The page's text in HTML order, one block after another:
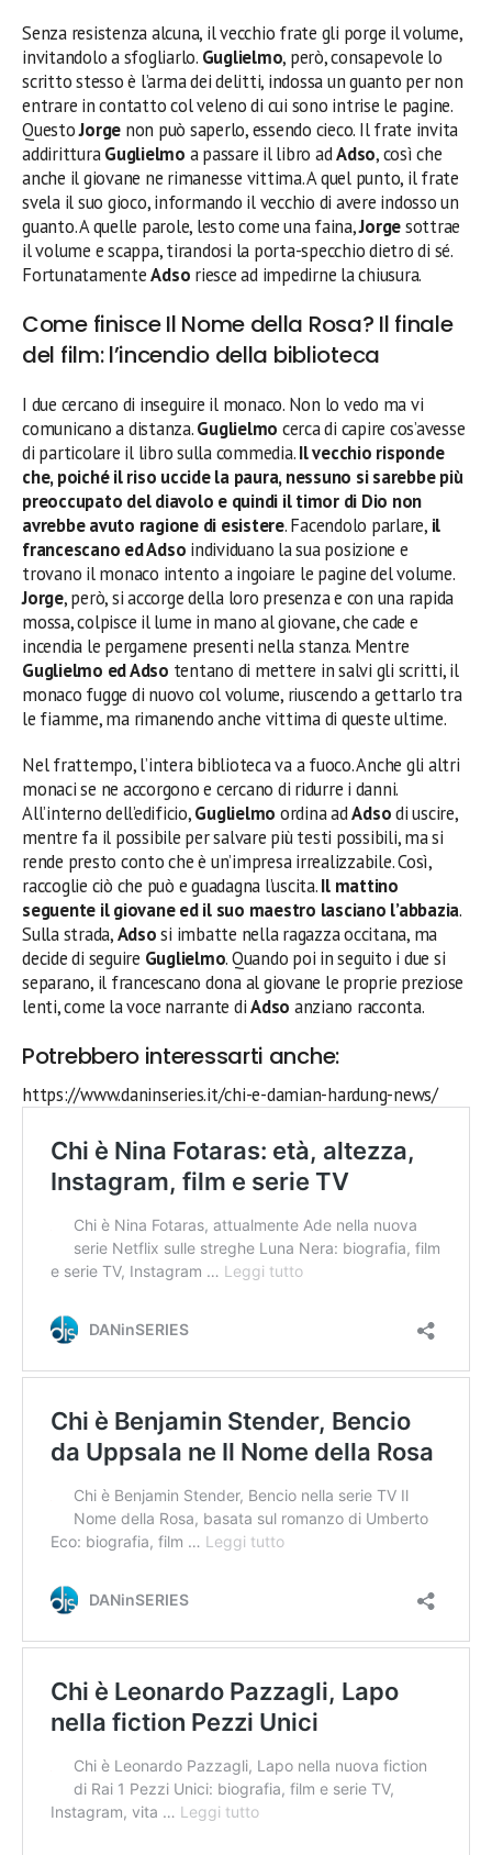
Senza resistenza alcuna, il vecchio frate gli porge il volume,
invitandolo a sfogliarlo. Guglielmo, però, consapevole lo
scritto stesso è l’arma dei delitti, indossa un guanto per non
entrare in contatto col veleno di cui sono intrise le pagine.
QuestoJorge non può saperlo, essendo cieco. Il frate invita
addiritturaGuglielmo a passare il libro adAdso, così che
anche il giovane ne rimanesse vittima. A quel punto, il frate
svela il suo gioco, informando il vecchio di avere indosso un
guanto. A quelle parole, lesto come una faina,Jorgesottrae
il volume e scappa, tirandosi la porta-specchio dietro di sé.
FortunatamenteAdso riesce ad impedirne la chiusura.
Come finisce Il Nome della Rosa? Il finale
del film: l’incendio della biblioteca
I due cercano di inseguire il monaco. Non lo vedo ma vi
comunicano a distanza.Guglielmo cerca di capire cos’avesse
di particolare il libro sulla commedia.Il vecchio risponde
che, poiché il riso uccide la paura, nessuno si sarebbe più
preoccupato del diavolo e quindi il timor di Dio non
avrebbe avuto ragione di esistere. Facendolo parlare, il
francescano ed Adso individuano la sua posizione e
trovano il monaco intento a ingoiare le pagine del volume.
Jorge, però, si accorge della loro presenza e con una rapida
mossa, colpisce il lume in mano al giovane, che cade e
incendia le pergamene presenti nella stanza. Mentre
Guglielmo ed Adso tentano di mettere in salvi gli scritti, il
monaco fugge di nuovo col volume, riuscendo a gettarlo tra
le fiamme, ma rimanendo anche vittima di queste ultime.
Nel frattempo, l’intera biblioteca va a fuoco. Anche gli altri
monaci se ne accorgono e cercano di ridurre i danni.
All’interno dell’edificio,Guglielmo ordina adAdsodi uscire,
mentre fa il possibile per salvare più testi possibili, ma si
rende presto conto che è un’impresa irrealizzabile. Così,
raccoglie ciò che può e guadagna l’uscita.Il mattino
seguente il giovane ed il suo maestro lasciano l’abbazia.
Sulla strada,Adsosi imbatte nella ragazza occitana, ma
decide di seguire Guglielmo. Quando poi in seguito i due si
separano, il francescano dona al giovane le proprie preziose
lenti, come la voce narrante diAdso anziano racconta.
Potrebbero interessarti anche:
https://www.daninseries.it/chi-e-damian-hardung-news/